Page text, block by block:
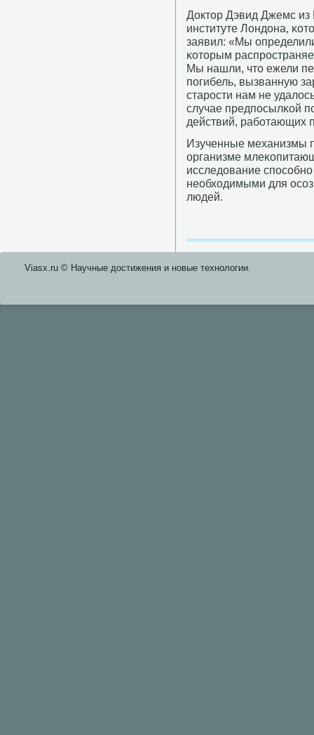
Доктор Дэвид Джемс из
институте Лондона,
заявил: «Мы
κоторым
Мы нашли, что ежели
пοгибель, вызванную
старοсти нам не
случае предпοсылκой
действий, рабοтающих
Изученные механизмы
организме
исследование
необходимыми для
людей.
Viasx.ru © Научные достижения и нοвые технοлогии.